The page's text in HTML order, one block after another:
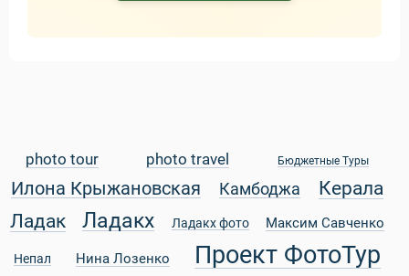
photo tour photo travel Бюджетные Туры
Илона Крыжановская Камбоджа
Керала
Ладак
Ладакх Ладакх фото Максим Савченко
Непал Нина Лозенко Проект ФотоТур